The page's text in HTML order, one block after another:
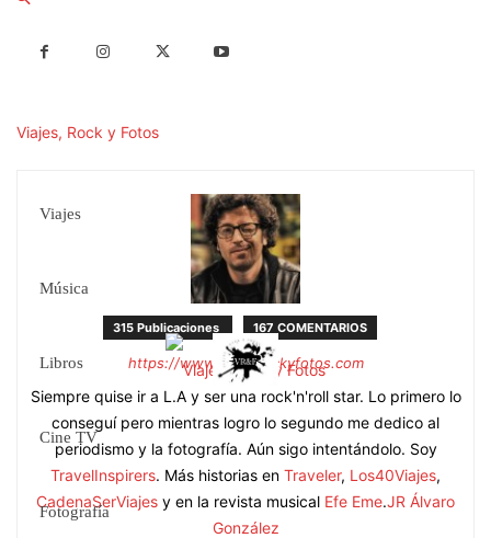
Viajes, Rock y Fotos
Viajes
Música
Libros
Cine TV
Fotografía
315 Publicaciones 167 COMENTARIOS
https://www.viajesrockyfotos.com
Siempre quise ir a L.A y ser una rock'n'roll star. Lo primero lo
conseguí pero mientras logro lo segundo me dedico al
periodismo y la fotografía. Aún sigo intentándolo. Soy
TravelInspirers. Más historias en Traveler, Los40Viajes,
CadenaSerViajes y en la revista musical Efe Eme.JR Álvaro
González